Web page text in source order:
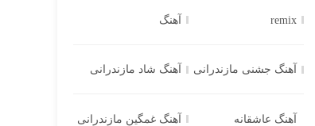
remix آهنگ
آهنگ جشنی مازندرانی آهنگ شاد مازندرانی
آهنگ عاشقانه آهنگ غمگین مازندرانی